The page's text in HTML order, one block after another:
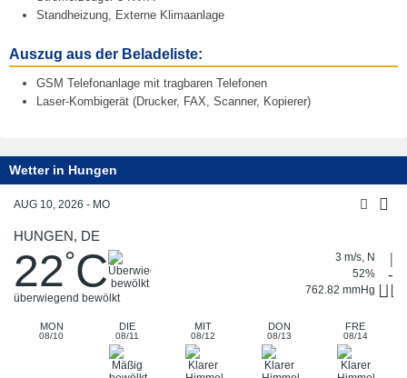
o
b
2
2
Standheizung, Externe Klimaanlage
Auszug aus der Beladeliste:
GSM Telefonanlage mit tragbaren Telefonen
Laser-Kombigerät (Drucker, FAX, Scanner, Kopierer)
Wetter in Hungen
AUG 10, 2026 - MO
HUNGEN, DE
22°C
überwiegend bewölkt
3 m/s, N
52%
762.82 mmHg
MON
08/10
DIE
08/11
MIT
08/12
DON
08/13
FRE
08/14